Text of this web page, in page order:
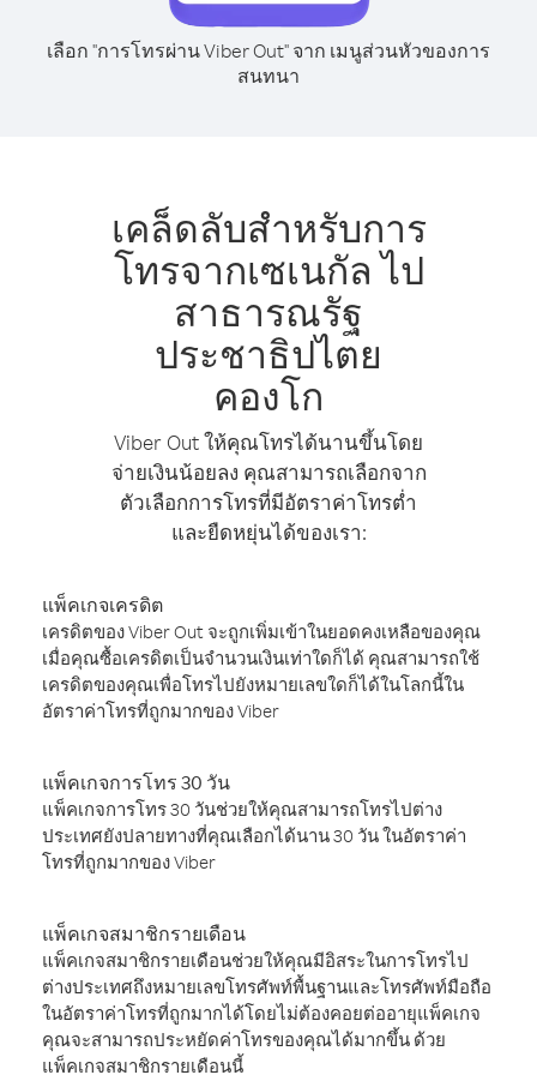
เลือก "การโทรผ่าน Viber Out" จาก เมนูส่วนหัวของการ
สนทนา
เคล็ดลับสำหรับการ
โทรจากเซเนกัล ไป
สาธารณรัฐ
ประชาธิปไตย
คองโก
Viber Out ให้คุณโทรได้นานขึ้นโดย
จ่ายเงินน้อยลง คุณสามารถเลือกจาก
ตัวเลือกการโทรที่มีอัตราค่าโทรต่ำ
และยืดหยุ่นได้ของเรา:
แพ็คเกจเครดิต
เครดิตของ Viber Out จะถูกเพิ่มเข้าในยอดคงเหลือของคุณ
เมื่อคุณซื้อเครดิตเป็นจำนวนเงินเท่าใดก็ได้ คุณสามารถใช้
เครดิตของคุณเพื่อโทรไปยังหมายเลขใดก็ได้ในโลกนี้ใน
อัตราค่าโทรที่ถูกมากของ Viber
แพ็คเกจการโทร 30 วัน
แพ็คเกจการโทร 30 วันช่วยให้คุณสามารถโทรไปต่าง
ประเทศยังปลายทางที่คุณเลือกได้นาน 30 วัน ในอัตราค่า
โทรที่ถูกมากของ Viber
แพ็คเกจสมาชิกรายเดือน
แพ็คเกจสมาชิกรายเดือนช่วยให้คุณมีอิสระในการโทรไป
ต่างประเทศถึงหมายเลขโทรศัพท์พื้นฐานและโทรศัพท์มือถือ
ในอัตราค่าโทรที่ถูกมากได้โดยไม่ต้องคอยต่ออายุแพ็คเกจ
คุณจะสามารถประหยัดค่าโทรของคุณได้มากขึ้น ด้วย
แพ็คเกจสมาชิกรายเดือนนี้